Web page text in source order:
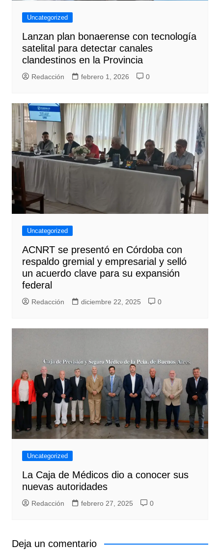
Uncategorized
Lanzan plan bonaerense con tecnología
satelital para detectar canales
clandestinos en la Provincia
Redacción febrero 1, 2026 0
Uncategorized
ACNRT se presentó en Córdoba con
respaldo gremial y empresarial y selló
un acuerdo clave para su expansión
federal
Redacción diciembre 22, 2025 0
Uncategorized
La Caja de Médicos dio a conocer sus
nuevas autoridades
Redacción febrero 27, 2025 0
Deja un comentario